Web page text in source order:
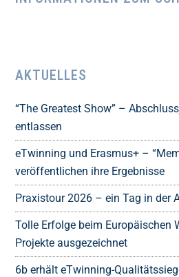
AKTUELLES
“The Greatest Show” –
entlassen
eTwinning und Erasmus+ –
veröffentlichen ihre Ergebnisse
Praxistour 2026 – ein Tag in der
Tolle Erfolge beim Europäischen
Projekte ausgezeichnet
6b erhält eTwinning-